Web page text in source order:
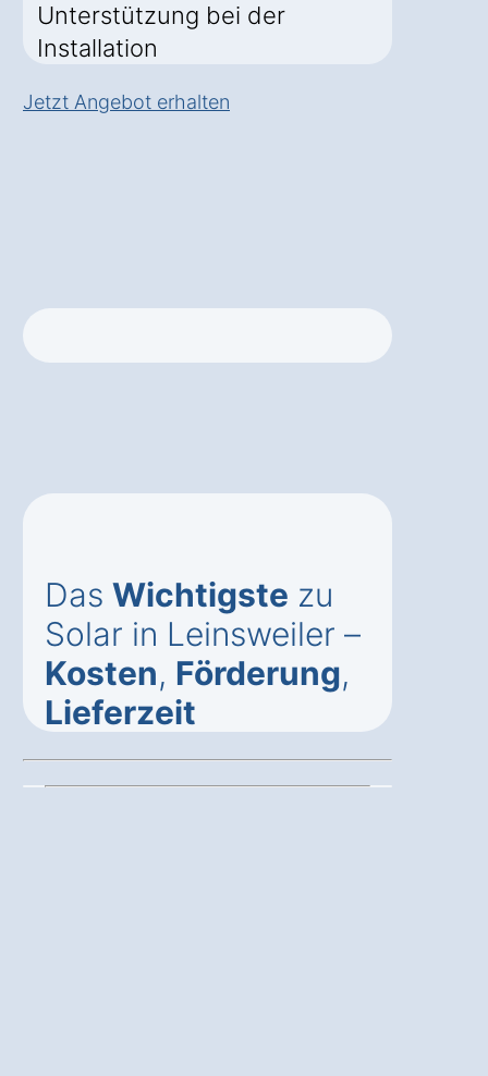
Unterstützung bei der
Installation
Jetzt Angebot erhalten
Das Wichtigste zu
Solar in Leinsweiler –
Kosten, Förderung,
Lieferzeit